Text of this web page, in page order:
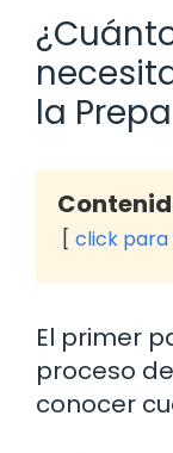
la
click para
El primer
proceso
conocer